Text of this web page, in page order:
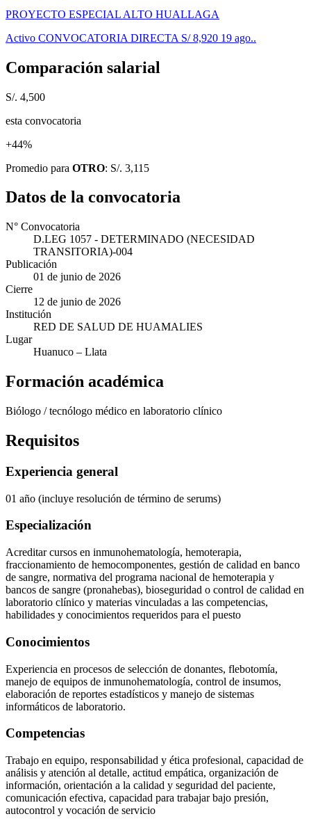
PROYECTO ESPECIAL ALTO HUALLAGA
Activo CONVOCATORIA DIRECTA S/ 8,920 19 ago..
Comparación salarial
S/. 4,500
esta convocatoria
+44%
Promedio para OTRO: S/. 3,115
Datos de la convocatoria
N° Convocatoria
D.LEG 1057 - DETERMINADO (NECESIDAD
TRANSITORIA)-004
Publicación
01 de junio de 2026
Cierre
12 de junio de 2026
Institución
RED DE SALUD DE HUAMALIES
Lugar
Huanuco – Llata
Formación académica
Biólogo / tecnólogo médico en laboratorio clínico
Requisitos
Experiencia general
01 año (incluye resolución de término de serums)
Especialización
Acreditar cursos en inmunohematología, hemoterapia,
fraccionamiento de hemocomponentes, gestión de calidad en banco
de sangre, normativa del programa nacional de hemoterapia y
bancos de sangre (pronahebas), bioseguridad o control de calidad en
laboratorio clínico y materias vinculadas a las competencias,
habilidades y conocimientos requeridos para el puesto
Conocimientos
Experiencia en procesos de selección de donantes, flebotomía,
manejo de equipos de inmunohematología, control de insumos,
elaboración de reportes estadísticos y manejo de sistemas
informáticos de laboratorio.
Competencias
Trabajo en equipo, responsabilidad y ética profesional, capacidad de
análisis y atención al detalle, actitud empática, organización de
información, orientación a la calidad y seguridad del paciente,
comunicación efectiva, capacidad para trabajar bajo presión,
autocontrol y vocación de servicio